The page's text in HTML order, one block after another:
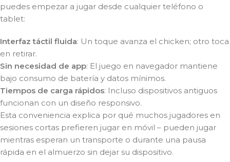
puedes empezar a jugar desde cualquier teléfono o
tablet:
Interfaz táctil fluida: Un toque avanza el chicken; otro toca
en retirar.
Sin necesidad de app: El juego en navegador mantiene
bajo consumo de batería y datos mínimos.
Tiempos de carga rápidos: Incluso dispositivos antiguos
funcionan con un diseño responsivo.
Esta conveniencia explica por qué muchos jugadores en
sesiones cortas prefieren jugar en móvil – pueden jugar
mientras esperan un transporte o durante una pausa
rápida en el almuerzo sin dejar su dispositivo.